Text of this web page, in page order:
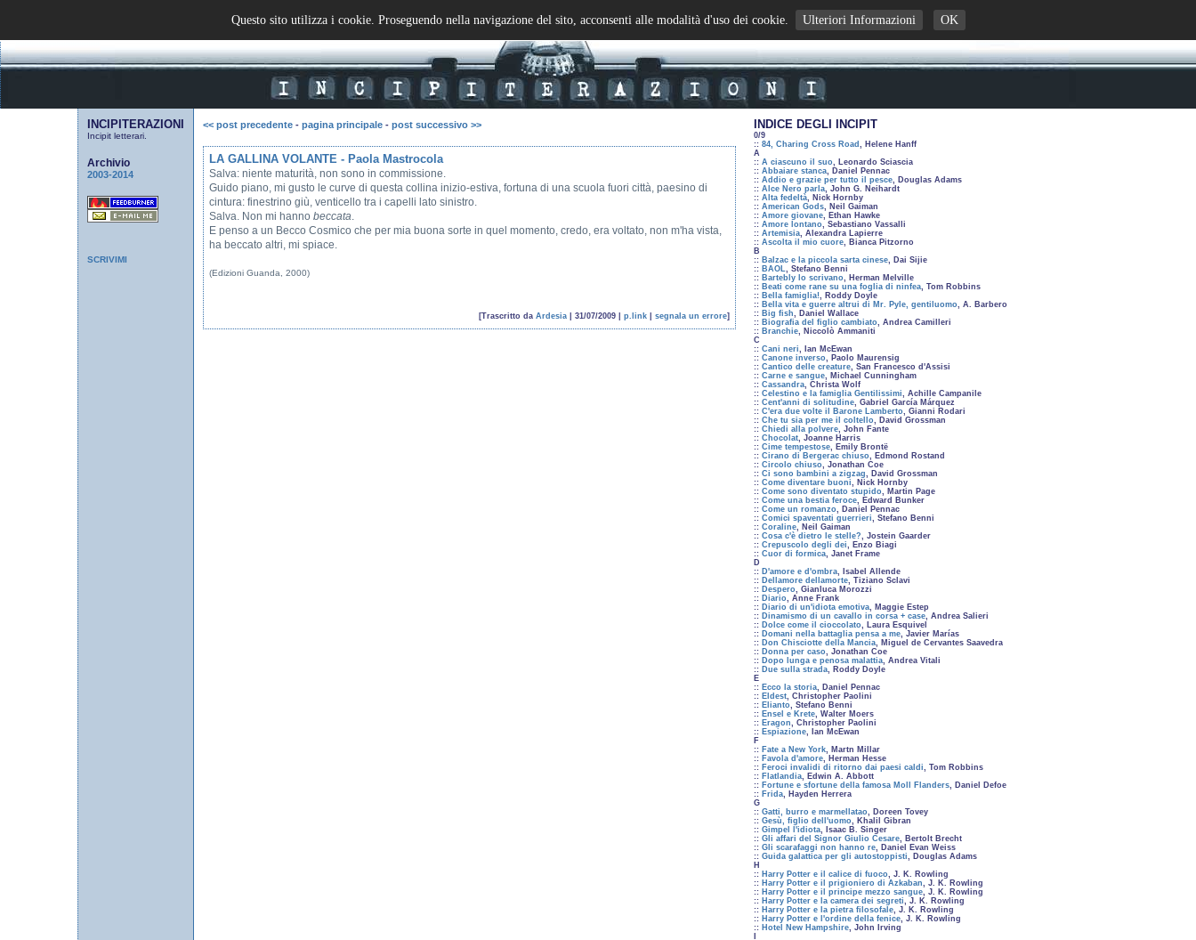
INCIPITERAZIONI
Incipit letterari.
Archivio
2003-2014
SCRIVIMI
<< post precedente - pagina principale - post successivo >>
LA GALLINA VOLANTE - Paola Mastrocola
Salva: niente maturità, non sono in commissione.
Guido piano, mi gusto le curve di questa collina inizio-estiva, fortuna di una scuola fuori città, paesino di
cintura: finestrino giù, venticello tra i capelli lato sinistro.
Salva. Non mi hanno beccata.
E penso a un Becco Cosmico che per mia buona sorte in quel momento, credo, era voltato, non m'ha vista,
ha beccato altri, mi spiace.
(Edizioni Guanda, 2000)
[Trascritto da Ardesia | 31/07/2009 | p.link segnala un errore]
INDICE DEGLI INCIPIT
0/9
:: 84, Charing Cross Road , Helene Hanff
A
:: A ciascuno il suo, Leonardo Sciascia
:: Abbaiare stanca, Daniel Pennac
:: Addio e grazie per tutto il pesce, Douglas Adams
:: Alce Nero parla, John G. Neihardt
:: Alta fedeltà, Nick Hornby
:: American Gods, Neil Gaiman
:: Amore giovane, Ethan Hawke
:: Amore lontano, Sebastiano Vassalli
:: Artemisia, Alexandra Lapierre
:: Ascolta il mio cuore, Bianca Pitzorno
B
:: Balzac e la piccola sarta cinese, Dai Sijie
:: BAOL, Stefano Benni
:: Bartebly lo scrivano, Herman Melville
:: Beati come rane su una foglia di ninfea, Tom Robbins
:: Bella famiglia!, Roddy Doyle
:: Bella vita e guerre altrui di Mr. Pyle, gentiluomo, A. Barbero
:: Big fish, Daniel Wallace
:: Biografia del figlio cambiato, Andrea Camilleri
:: Branchie, Niccolò Ammaniti
C
:: Cani neri, Ian McEwan
:: Canone inverso, Paolo Maurensig
:: Cantico delle creature, San Francesco d'Assisi
:: Carne e sangue, Michael Cunningham
:: Cassandra, Christa Wolf
:: Celestino e la famiglia Gentilissimi, Achille Campanile
:: Cent'anni di solitudine, Gabriel García Márquez
:: C'era due volte il Barone Lamberto, Gianni Rodari
:: Che tu sia per me il coltello, David Grossman
:: Chiedi alla polvere, John Fante
:: Chocolat, Joanne Harris
:: Cime tempestose, Emily Brontë
:: Cirano di Bergerac chiuso, Edmond Rostand
:: Circolo chiuso, Jonathan Coe
:: Ci sono bambini a zigzag, David Grossman
:: Come diventare buoni, Nick Hornby
:: Come sono diventato stupido, Martin Page
:: Come una bestia feroce, Edward Bunker
:: Come un romanzo, Daniel Pennac
:: Comici spaventati guerrieri, Stefano Benni
:: Coraline, Neil Gaiman
:: Cosa c'è dietro le stelle?, Jostein Gaarder
:: Crepuscolo degli dei, Enzo Biagi
:: Cuor di formica, Janet Frame
D
:: D'amore e d'ombra, Isabel Allende
:: Dellamore dellamorte, Tiziano Sclavi
:: Despero, Gianluca Morozzi
:: Diario, Anne Frank
:: Diario di un'idiota emotiva, Maggie Estep
:: Dinamismo di un cavallo in corsa + case, Andrea Salieri
:: Dolce come il cioccolato, Laura Esquivel
:: Domani nella battaglia pensa a me, Javier Marías
:: Don Chisciotte della Mancia, Miguel de Cervantes Saavedra
:: Donna per caso, Jonathan Coe
:: Dopo lunga e penosa malattia, Andrea Vitali
:: Due sulla strada, Roddy Doyle
E
:: Ecco la storia, Daniel Pennac
:: Eldest, Christopher Paolini
:: Elianto, Stefano Benni
:: Ensel e Krete, Walter Moers
:: Eragon, Christopher Paolini
:: Espiazione, Ian McEwan
F
:: Fate a New York, Martn Millar
:: Favola d'amore, Herman Hesse
:: Feroci invalidi di ritorno dai paesi caldi, Tom Robbins
:: Flatlandia, Edwin A. Abbott
:: Fortune e sfortune della famosa Moll Flanders, Daniel Defoe
:: Frida, Hayden Herrera
G
:: Gatti, burro e marmellatao, Doreen Tovey
:: Gesù, figlio dell'uomo, Khalil Gibran
:: Gimpel l'idiota, Isaac B. Singer
:: Gli affari del Signor Giulio Cesare, Bertolt Brecht
:: Gli scarafaggi non hanno re, Daniel Evan Weiss
:: Guida galattica per gli autostoppisti, Douglas Adams
H
:: Harry Potter e il calice di fuoco, J. K. Rowling
:: Harry Potter e il prigioniero di Azkaban, J. K. Rowling
:: Harry Potter e il principe mezzo sangue, J. K. Rowling
:: Harry Potter e la camera dei segreti, J. K. Rowling
:: Harry Potter e la pietra filosofale, J. K. Rowling
:: Harry Potter e l'ordine della fenice, J. K. Rowling
:: Hotel New Hampshire, John Irving
Questo sito utilizza i cookie. Proseguendo nella navigazione del sito, acconsenti alle modalità d'uso dei cookie. Ulteriori Informazioni OK